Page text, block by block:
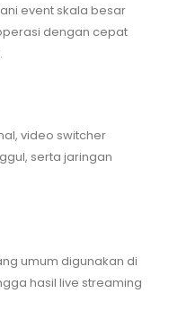
event skala besar
dengan cepat
video switcher
serta jaringan
umum digunakan di
hasil live streaming